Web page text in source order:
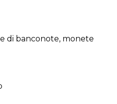
di banconote, monete